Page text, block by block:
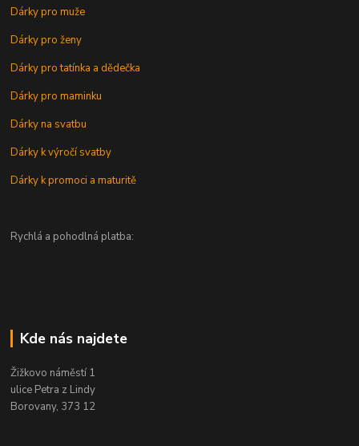
Dárky pro muže
Dárky pro ženy
Dárky pro tatínka a dědečka
Dárky pro maminku
Dárky na svatbu
Dárky k výročí svatby
Dárky k promoci a maturitě
Rychlá a pohodlná platba:
Kde nás najdete
Žižkovo náměstí 1
ulice Petra z Lindy
Borovany, 373 12